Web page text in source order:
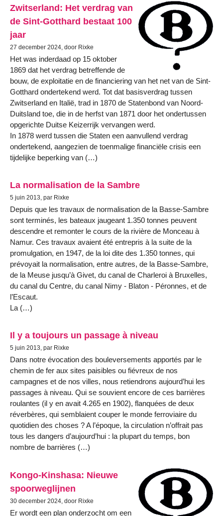
Zwitserland: Het verdrag van
de Sint-Gotthard bestaat 100
jaar
27 december 2024, door Rixke
Het was inderdaad op 15 oktober
1869 dat het verdrag betreffende de
bouw, de exploitatie en de financiering van het net van de Sint-
Gotthard ondertekend werd. Tot dat basisverdrag tussen
Zwitserland en Italië, trad in 1870 de Statenbond van Noord-
Duitsland toe, die in de herfst van 1871 door het ondertussen
opgerichte Duitse Keizerrijk vervangen werd.
In 1878 werd tussen die Staten een aanvullend verdrag
ondertekend, aangezien de toenmalige financiële crisis een
tijdelijke beperking van (…)
La normalisation de la Sambre
5 juin 2013, par Rixke
Depuis que les travaux de normalisation de la Basse-Sambre
sont terminés, les bateaux jaugeant 1.350 tonnes peuvent
descendre et remonter le cours de la rivière de Monceau à
Namur. Ces travaux avaient été entrepris à la suite de la
promulgation, en 1947, de la loi dite des 1.350 tonnes, qui
prévoyait la normalisation, entre autres, de la Basse-Sambre,
de la Meuse jusqu’à Givet, du canal de Charleroi à Bruxelles,
du canal du Centre, du canal Nimy - Blaton - Péronnes, et de
l’Escaut.
La (…)
Il y a toujours un passage à niveau
5 juin 2013, par Rixke
Dans notre évocation des bouleversements apportés par le
chemin de fer aux sites paisibles ou fiévreux de nos
campagnes et de nos villes, nous retiendrons aujourd’hui les
passages à niveau. Qui se souvient encore de ces barrières
roulantes (il y en avait 4.265 en 1902), flanquées de deux
réverbères, qui semblaient couper le monde ferroviaire du
quotidien des choses ? A l’époque, la circulation n’offrait pas
tous les dangers d’aujourd’hui : la plupart du temps, bon
nombre de barrières (…)
Kongo-Kinshasa: Nieuwe
spoorweglijnen
30 december 2024, door Rixke
Er wordt een plan onderzocht om een